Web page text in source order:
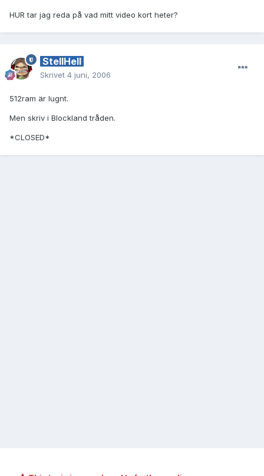
HUR tar jag reda på vad mitt video kort heter?
StellHell
Skrivet 4 juni, 2006
512ram är lugnt.
Men skriv i Blockland tråden.
*CLOSED*